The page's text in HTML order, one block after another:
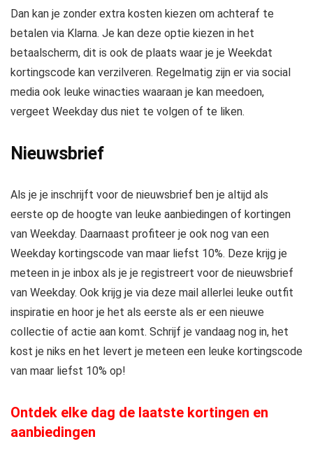
Dan kan je zonder extra kosten kiezen om achteraf te
betalen via Klarna. Je kan deze optie kiezen in het
betaalscherm, dit is ook de plaats waar je je Weekdat
kortingscode kan verzilveren. Regelmatig zijn er via social
media ook leuke winacties waaraan je kan meedoen,
vergeet Weekday dus niet te volgen of te liken.
Nieuwsbrief
Als je je inschrijft voor de nieuwsbrief ben je altijd als
eerste op de hoogte van leuke aanbiedingen of kortingen
van Weekday. Daarnaast profiteer je ook nog van een
Weekday kortingscode van maar liefst 10%. Deze krijg je
meteen in je inbox als je je registreert voor de nieuwsbrief
van Weekday. Ook krijg je via deze mail allerlei leuke outfit
inspiratie en hoor je het als eerste als er een nieuwe
collectie of actie aan komt. Schrijf je vandaag nog in, het
kost je niks en het levert je meteen een leuke kortingscode
van maar liefst 10% op!
Ontdek elke dag de laatste kortingen en
aanbiedingen